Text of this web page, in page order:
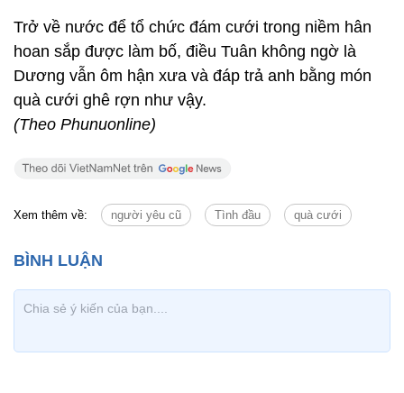
Trở về nước để tổ chức đám cưới trong niềm hân
hoan sắp được làm bố, điều Tuân không ngờ là
Dương vẫn ôm hận xưa và đáp trả anh bằng món
quà cưới ghê rợn như vậy.
(Theo Phunuonline)
Xem thêm về: người yêu cũ Tình đầu quà cưới